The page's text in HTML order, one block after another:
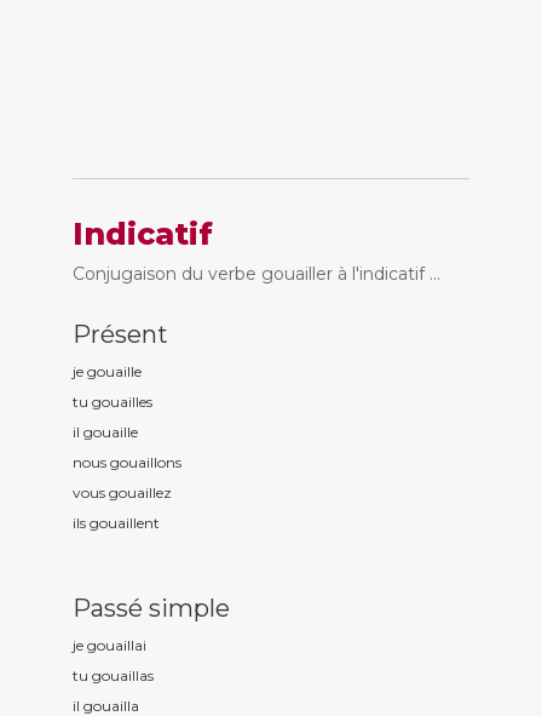
Indicatif
Conjugaison du verbe gouailler à l'indicatif ...
Présent
je gouaille
tu gouailles
il gouaille
nous gouaillons
vous gouaillez
ils gouaillent
Passé simple
je gouaillai
tu gouaillas
il gouailla